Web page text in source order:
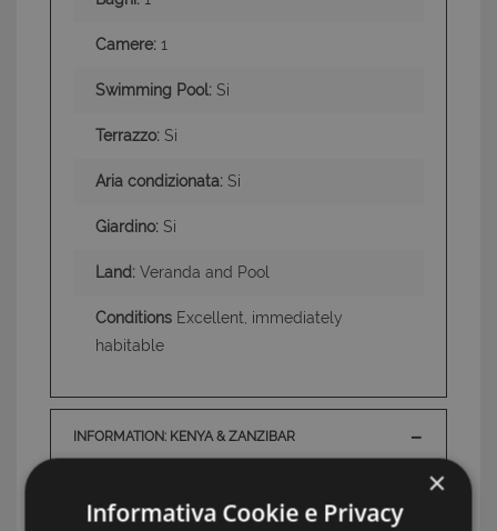
Camere: 1
Swimming Pool: Si
Terrazzo: Si
Aria condizionata: Si
Giardino: Si
Land: Veranda and Pool
Conditions Excellent, immediately
habitable
INFORMATION: KENYA & ZANZIBAR
×
Informativa Cookie e Privacy